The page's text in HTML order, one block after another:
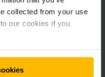
collected from your use
our cookies if you